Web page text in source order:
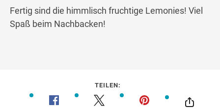
Fertig sind die himmlisch fruchtige Lemonies! Viel
Spaß beim Nachbacken!
TEILEN: